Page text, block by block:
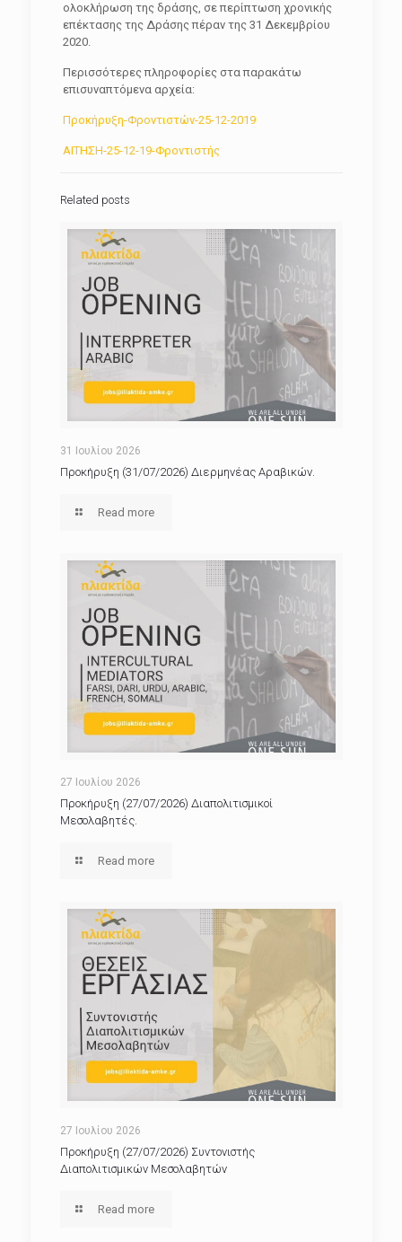
ολοκλήρωση της δράσης, σε περίπτωση χρονικής
επέκτασης της Δράσης πέραν της 31 Δεκεμβρίου
2020.
Περισσότερες πληροφορίες στα παρακάτω
επισυναπτόμενα αρχεία:
Προκήρυξη-Φροντιστών-25-12-2019
ΑΙΤΗΣΗ-25-12-19-Φροντιστής
Related posts
31 Ιουλίου 2026
Προκήρυξη (31/07/2026) Διερμηνέας Αραβικών.
Read more
27 Ιουλίου 2026
Προκήρυξη (27/07/2026) Διαπολιτισμικοί
Μεσολαβητές.
Read more
27 Ιουλίου 2026
Προκήρυξη (27/07/2026) Συντονιστής
Διαπολιτισμικών Μεσολαβητών
Read more